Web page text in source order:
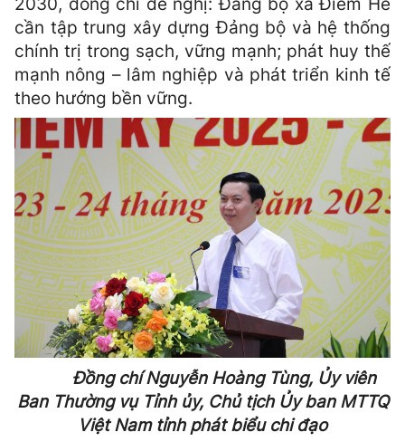
2030, đồng chí đề nghị: Đảng bộ xã Điềm He
cần tập trung xây dựng Đảng bộ và hệ thống
chính trị trong sạch, vững mạnh; phát huy thế
mạnh nông – lâm nghiệp và phát triển kinh tế
theo hướng bền vững.
Đồng chí Nguyễn Hoàng Tùng, Ủy viên
Ban Thường vụ Tỉnh ủy, Chủ tịch Ủy ban MTTQ
Việt Nam tỉnh phát biểu chi đạo